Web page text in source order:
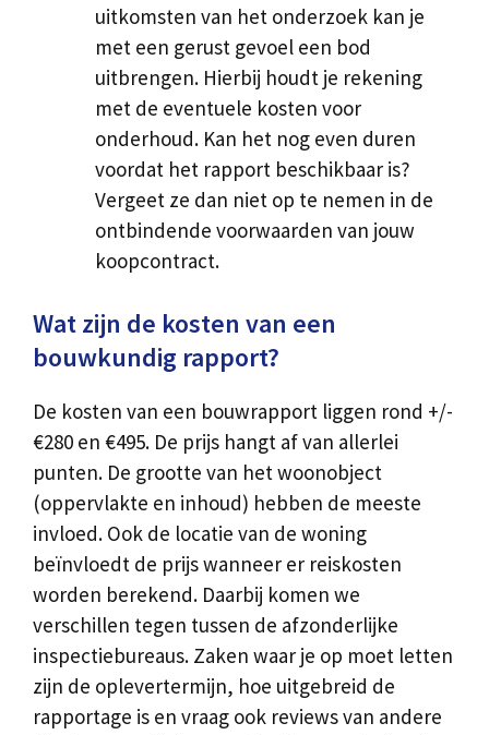
uitkomsten van het onderzoek kan je
met een gerust gevoel een bod
uitbrengen. Hierbij houdt je rekening
met de eventuele kosten voor
onderhoud. Kan het nog even duren
voordat het rapport beschikbaar is?
Vergeet ze dan niet op te nemen in de
ontbindende voorwaarden van jouw
koopcontract.
Wat zijn de kosten van een
bouwkundig rapport?
De kosten van een bouwrapport liggen rond +/-
€280 en €495. De prijs hangt af van allerlei
punten. De grootte van het woonobject
(oppervlakte en inhoud) hebben de meeste
invloed. Ook de locatie van de woning
beïnvloedt de prijs wanneer er reiskosten
worden berekend. Daarbij komen we
verschillen tegen tussen de afzonderlijke
inspectiebureaus. Zaken waar je op moet letten
zijn de oplevertermijn, hoe uitgebreid de
rapportage is en vraag ook reviews van andere